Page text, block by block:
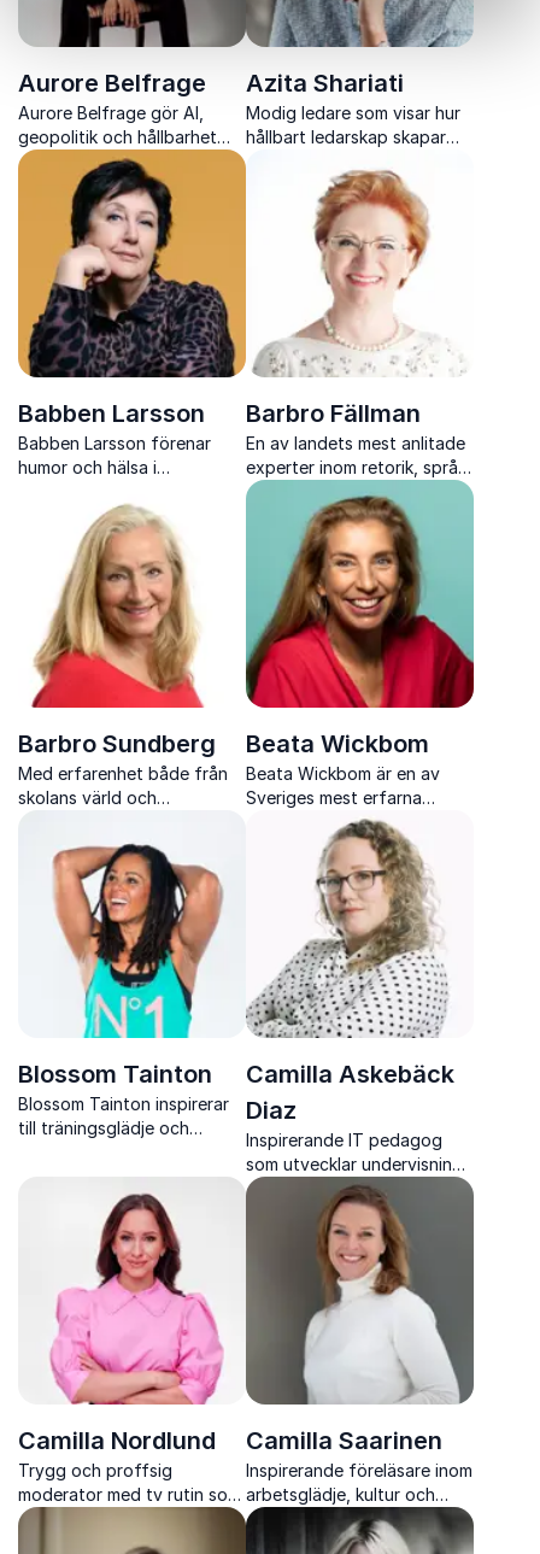
Aurore Belfrage
Aurore Belfrage gör AI,
geopolitik och hållbarhet
begripligt, relevant och
direkt användbart
Azita Shariati
Modig ledare som visar hur
hållbart ledarskap skapar
Babben Larsson
Babben Larsson förenar
humor och hälsa i
skratt, insikter och starkare
arbetsplatser
Barbro Fällman
En av landets mest anlitade
experter inom retorik, språk
och kommunikation
Barbro Sundberg
Med erfarenhet både från
skolans värld och
hjälper Barbro skolor och
organisationer att förstå
sambandet mellan rörelse,
fokus och inlärning
Beata Wickbom
Beata Wickbom är en av
Sveriges mest erfarna
moderatorer inom
digitalisering, innovation
och affärsutveckling och
leder samtal som engagerar
och fördjupar.
Blossom Tainton
Blossom Tainton inspirerar
till träningsglädje och
värme och holistiskt
Camilla Askebäck
Diaz
Inspirerande IT pedagog
som utvecklar undervisning
med digitala verktyg
Camilla Nordlund
Trygg och proffsig
moderator med tv rutin som
leder samtal framåt och får
varje event att flyta
Camilla Saarinen
Inspirerande föreläsare inom
arbetsglädje, kultur och
förändring